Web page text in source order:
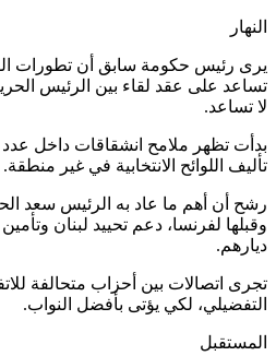
النهار
يرى رئيس حكومة سابق أن تطورات
تساعد على عقد لقاء بين الرئيس
لا تساعد.
بدأت تظهر ملامح انشقاقات داخل
تأليف اللوائح الانتخابية في غير منطقة.
رشح أن أهم ما عاد به الرئيس سعد
وقبلها لفرنسا، دعم تحييد لبنان
ديارهم.
تجرى اتصالات بين أحزاب متحالفة
التفضيلي، لكي يؤتى بأفضل النواب.
المستقبل